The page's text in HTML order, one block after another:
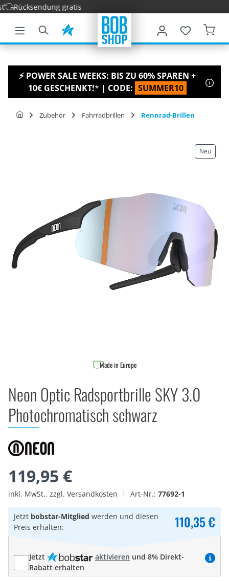
springen
Rücksendung gratis
⚡ POWER SALE WEEKS: BIS ZU 60% SPAREN +
10€ GESCHENKT!* | CODE: SUMMER10
Zubehör Fahrradbrillen Rennrad-Brillen
Neu
Made in Europe
Neon Optic Radsportbrille SKY 3.0
Photochromatisch schwarz
119,95 €
inkl. MwSt., zzgl. Versandkosten Art-Nr.: 77692-1
Jetzt bobstar-Mitglied werden und diesen
Preis erhalten:
110,35 €
Jetzt aktivieren und 8% Direkt-
Rabatt erhalten